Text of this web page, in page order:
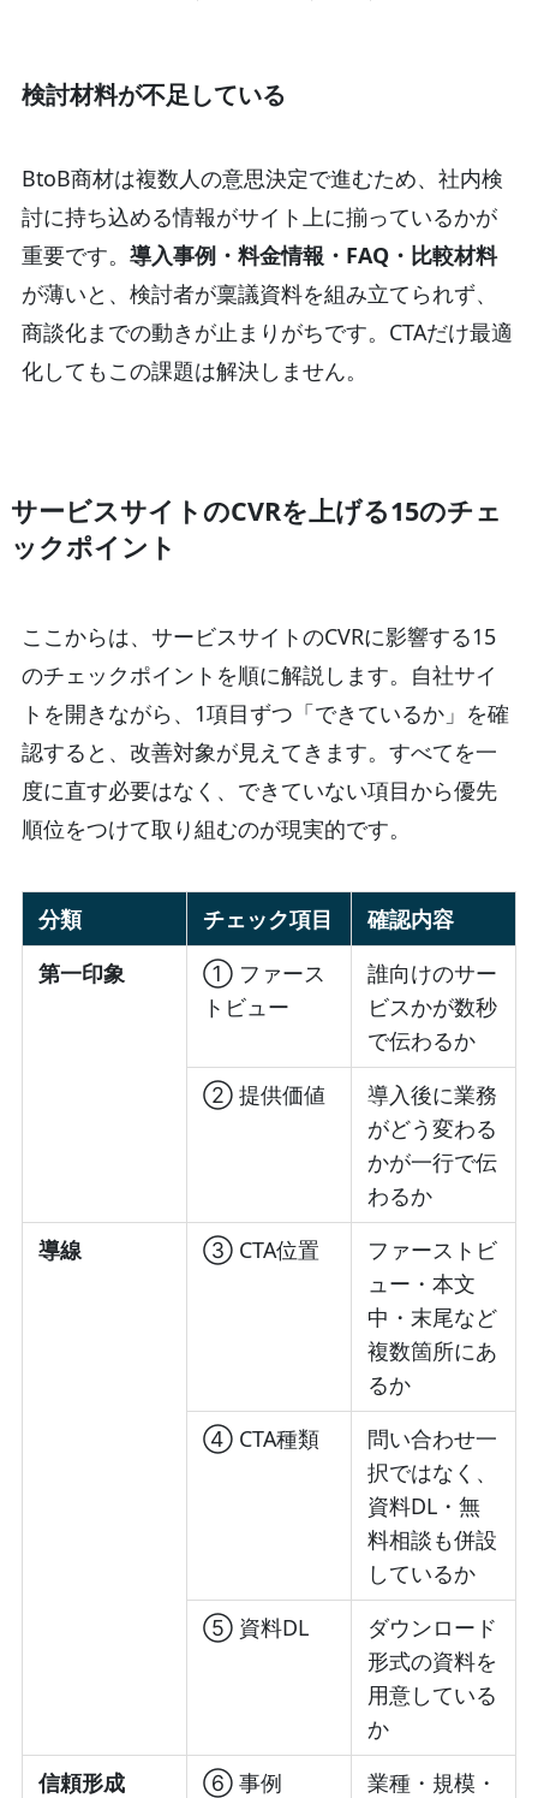
検討材料が不足している
BtoB商材は複数人の意思決定で進むため、社内検
討に持ち込める情報がサイト上に揃っているかが
重要です。 導入事例・料金情報・FAQ・比較材料
が薄いと、検討者が稟議資料を組み立てられず、
商談化までの動きが止まりがちです。CTAだけ最適
化してもこの課題は解決しません。
サービスサイトのCVRを上げる15のチェ
ックポイント
ここからは、サービスサイトのCVRに影響する15
のチェックポイントを順に解説します。自社サイ
トを開きながら、1項目ずつ「できているか」を確
認すると、改善対象が見えてきます。すべてを一
度に直す必要はなく、できていない項目から優先
順位をつけて取り組むのが現実的です。
分類 チェック項目
確認内容
第一印象
① ファース
トビュー
誰向けのサー
ビスかが数秒
で伝わるか
② 提供価値
導入後に業務
がどう変わる
かが一行で伝
わるか
導線
③ CTA位置
ファーストビ
ュー・本文
中・末尾など
複数箇所にあ
るか
④ CTA種類
問い合わせ一
択ではなく、
資料DL・無
料相談も併設
しているか
⑤ 資料DL
ダウンロード
形式の資料を
用意している
か
信頼形成
⑥ 事例
業種・規模・